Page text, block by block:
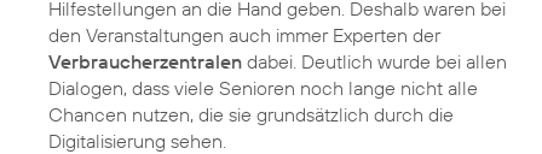
Hilfestellungen an die Hand geben. Deshalb waren bei
den Veranstaltungen auch immer Experten der
Verbraucherzentralen dabei. Deutlich wurde bei allen
Dialogen, dass viele Senioren noch lange nicht alle
Chancen nutzen, die sie grundsätzlich durch die
Digitalisierung sehen.